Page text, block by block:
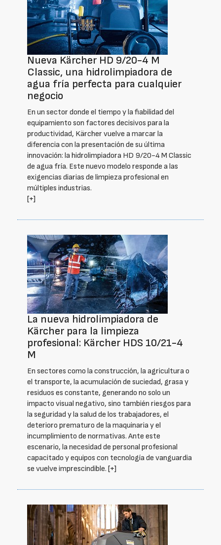
Nueva Kärcher HD 9/20-4 M
Classic, una hidrolimpiadora de
agua fría perfecta para cualquier
negocio
En un sector donde el tiempo y la fiabilidad del
equipamiento son factores decisivos para la
productividad, Kärcher vuelve a marcar la
diferencia con la presentación de su última
innovación: la hidrolimpiadora HD 9/20-4 M Classic
de agua fría. Este nuevo modelo responde a las
exigencias diarias de limpieza profesional en
múltiples industrias.
[+]
La nueva hidrolimpiadora de
Kärcher para la limpieza
profesional: Kärcher HDS 10/21-4
M
En sectores como la construcción, la agricultura o
el transporte, la acumulación de suciedad, grasa y
residuos es constante, generando no solo un
impacto visual negativo, sino también riesgos para
la seguridad y la salud de los trabajadores, el
deterioro prematuro de la maquinaria y el
incumplimiento de normativas. Ante este
escenario, la necesidad de personal profesional
capacitado y equipos con tecnología de vanguardia
se vuelve imprescindible. [+]